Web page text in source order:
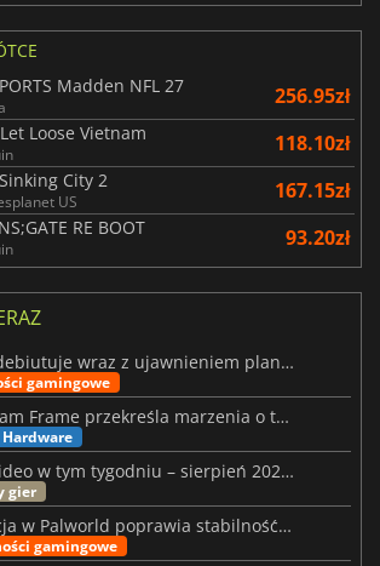
Madden NFL 27
256.95zł
Loose Vietnam 118.10zł
City 2
US 167.15zł
RE BOOT 93.20zł
MARVEL Tōkon debiutuje wraz z ujawnieniem planu rozwoju na pierwszy rok
gamingowe
Wyciek ceny Steam Frame przekreśla marzenia o tanim zestawie VR
Premiery gier wideo w tym tygodniu – sierpień 2026 r. (32. tydzień)
gier
Nowa aktualizacja w Palworld poprawia stabilność Sunreach i walk z bossami
gamingowe